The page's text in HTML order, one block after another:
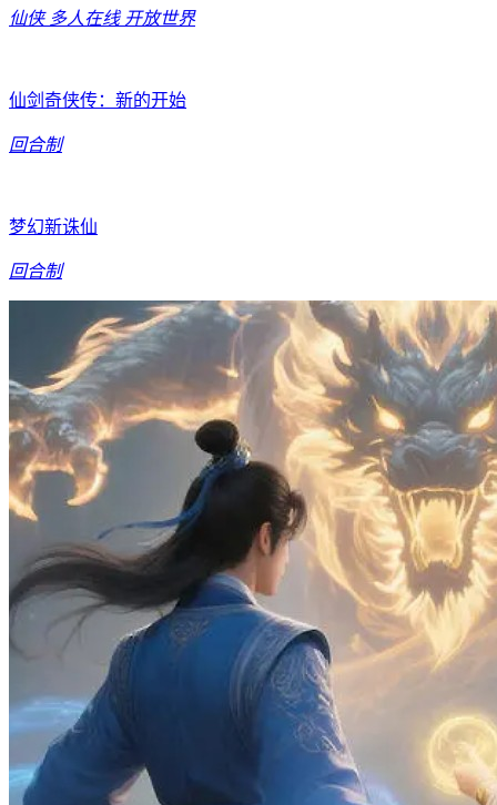
仙侠 多人在线 开放世界
仙剑奇侠传：新的开始
回合制
梦幻新诛仙
回合制